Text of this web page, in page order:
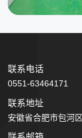
联系电话
0551-63464171
联系地址
安徽省合肥市包河